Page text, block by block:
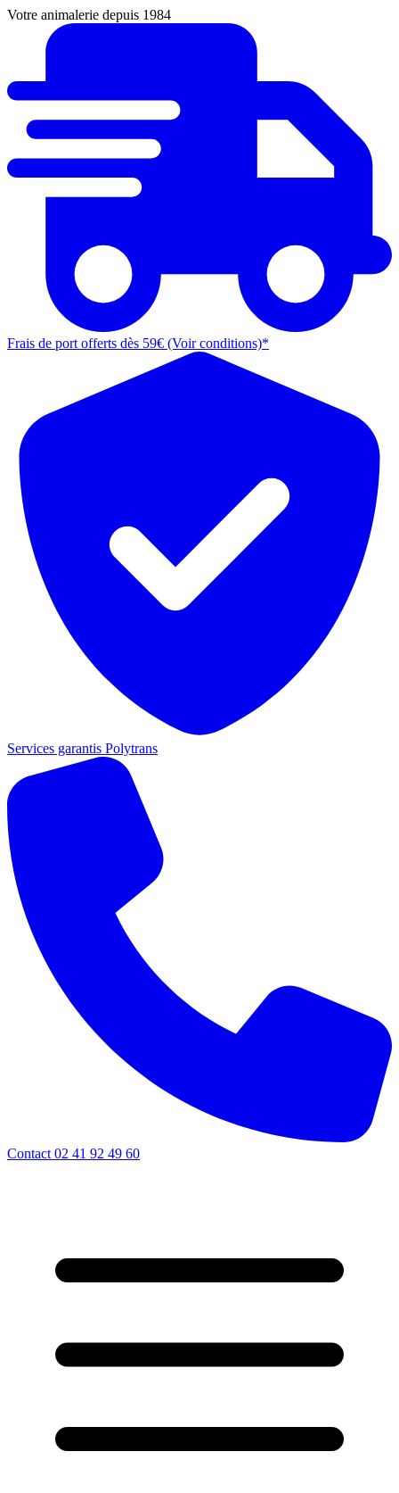
Votre animalerie depuis 1984
Frais de port offerts dès 59€ (Voir conditions)*
Services garantis Polytrans
Contact 02 41 92 49 60